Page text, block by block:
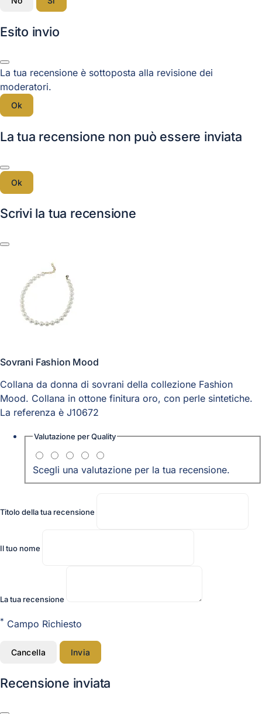
Esito invio
La tua recensione è sottoposta alla revisione dei
moderatori.
Ok
La tua recensione non può essere inviata
Ok
Scrivi la tua recensione
Sovrani Fashion Mood
Collana da donna di sovrani della collezione Fashion
Mood. Collana in ottone finitura oro, con perle sintetiche.
La referenza è J10672
Valutazione perQuality
Scegli una valutazione per la tua recensione.
Titolo della tua recensione
Il tuo nome
La tua recensione
* Campo Richiesto
Cancella Invia
Recensione inviata